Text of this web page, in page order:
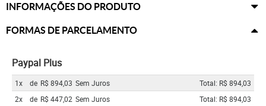
INFORMAÇÕES DO PRODUTO
FORMAS DE PARCELAMENTO
Paypal Plus
1x de R$ 894,03 Sem Juros
Total: R$ 894,03
2x
de R$ 447,02 Sem Juros
Total: R$ 894,03